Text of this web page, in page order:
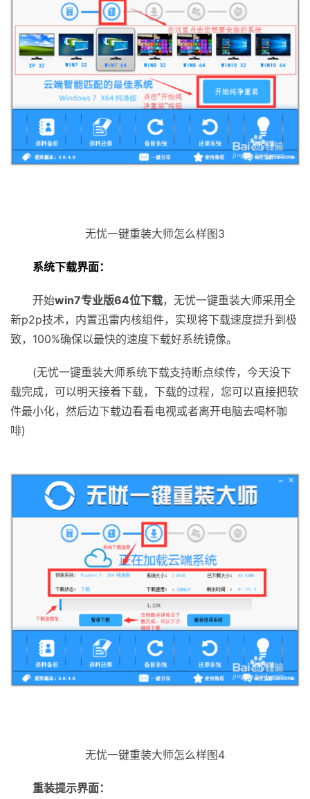
无忧一键重装大师怎么样图3
系统下载界面：
开始win7专业版64位下载，无忧一键重装大师采用全
新p2p技术，内置迅雷内核组件，实现将下载速度提升到极
致，100%确保以最快的速度下载好系统镜像。
(无忧一键重装大师系统下载支持断点续传，今天没下
载完成，可以明天接着下载，下载的过程，您可以直接把软
件最小化，然后边下载边看看电视或者离开电脑去喝杯咖
啡)
无忧一键重装大师怎么样图4
重装提示界面：